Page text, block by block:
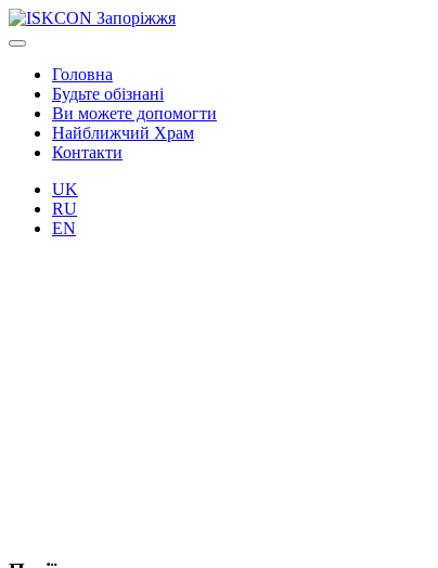
Головна
Будьте обізнані
Ви можете допомогти
Найближчий Храм
Контакти
UK
RU
EN